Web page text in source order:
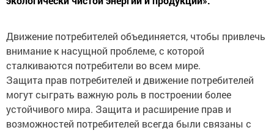
внимание к насущной проблеме, с которой
сталкиваются потребители во всем мире.
Защита прав потребителей и движение потребителей
могут сыграть важную роль в построении более
устойчивого мира. Защита и расширение прав и
возможностей потребителей всегда были связаны с
обеспечением здоровой, устойчивой окружающей